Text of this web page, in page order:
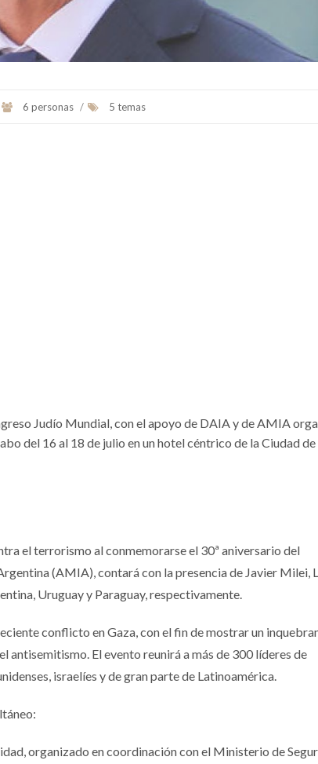
6 personas / 5 temas
Judío Mundial, con el apoyo de DAIA y de AMIA
del 16 al 18 de julio en un hotel céntrico de la Ciudad de
el terrorismo al conmemorarse el 30ª aniversario del
(AMIA), contará con la presencia de Javier Milei,
Uruguay y Paraguay, respectivamente.
conflicto en Gaza, con el fin de mostrar un
El evento reunirá a más de 300 líderes de
israelíes y de gran parte de Latinoamérica.
organizado en coordinación con el Ministerio de